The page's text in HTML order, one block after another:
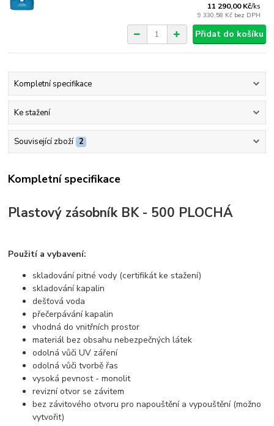
11 290,00 Kč/ks
9 330,58 Kč bez DPH
Přidat do košíku
Kompletní specifikace
Ke stažení
Související zboží 2
Kompletní specifikace
Plastový zásobník BK - 500 PLOCHÁ
Použití a vybavení:
skladování pitné vody (certifikát ke stažení)
skladování kapalin
dešťová voda
přečerpávání kapalin
vhodná do vnitřních prostor
materiál bez obsahu nebezpečných látek
odolná vůči UV záření
odolná vůči tvorbě řas
vysoká pevnost - monolit
revizní otvor se závitem
bez závitového otvoru pro napouštění a vypouštění (možno
vytvořit)